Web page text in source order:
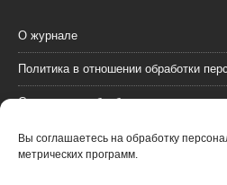
Вы соглашаетесь на обработку
метрических программ.
О журнале
Политика в отношении обработки
Согласие на обработку
Пользовательское соглашение